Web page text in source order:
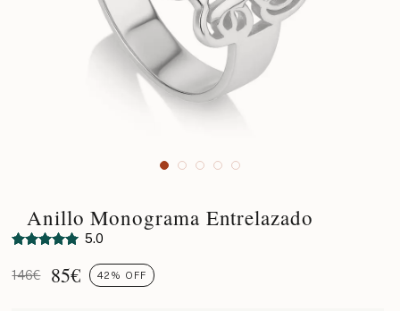
Anillo Monograma Entrelazado
5.0
146€ 85€ 42% OFF